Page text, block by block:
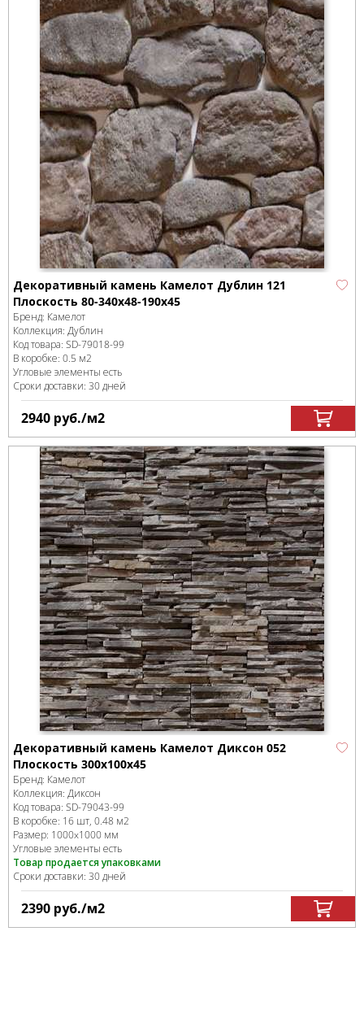
Декоративный камень Камелот Дублин 121
Плоскость 80-340х48-190х45
Бренд: Камелот
Коллекция: Дублин
Код товара: SD-79018-99
В коробке: 0.5 м2
Угловые элементы есть
Сроки доставки: 30 дней
2940 руб./м2
Декоративный камень Камелот Диксон 052
Плоскость 300х100х45
Бренд: Камелот
Коллекция: Диксон
Код товара: SD-79043-99
В коробке: 16 шт, 0.48 м2
Размер: 1000x1000 мм
Угловые элементы есть
Товар продается упаковками
Сроки доставки: 30 дней
2390 руб./м2